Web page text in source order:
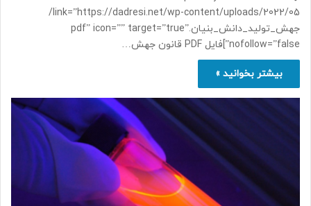
link=”https://dadresi.net/wp-content/uploads/2022/05/
جهش_تولید_دانش_بنیان.pdf” icon=”” target=”true”
nofollow=”false”]فایل PDF قانون جهش…
بیشتر بخوانید »